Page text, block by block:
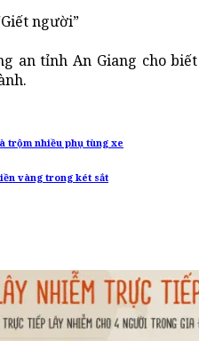
người”
an tỉnh An Giang cho
trộm nhiều phụ tùng xe
vàng trong két sắt